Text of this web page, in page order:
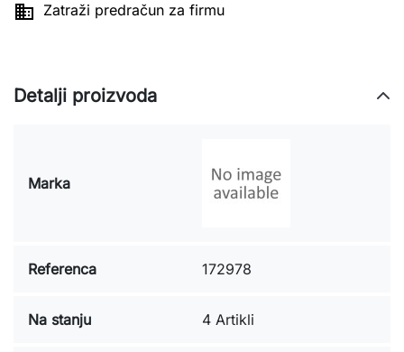
 Zatraži predračun za firmu
Detalji proizvoda
Marka
Referenca 172978
Na stanju 4 Artikli